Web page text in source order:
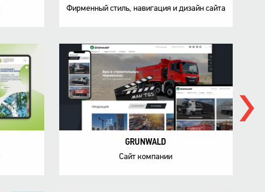
Фирменный стиль, навигация и дизайн сайта
GRUNWALD
Сайт компании